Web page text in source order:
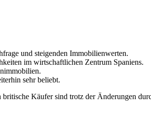
und steigenden Immobilienwerten.
im wirtschaftlichen Zentrum Spaniens.
sehr beliebt.
Käufer sind trotz der Änderungen